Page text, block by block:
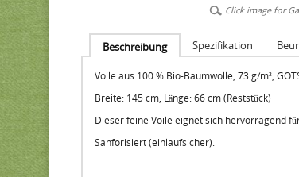
Click image for
Beschreibung Spezifikation
Voile aus 100 % Bio-Baumwolle, 73 g/m²,
Breite: 145 cm, Länge: 66 cm (Reststück)
Dieser feine Voile eignet sich hervorragend
Sanforisiert (einlaufsicher).